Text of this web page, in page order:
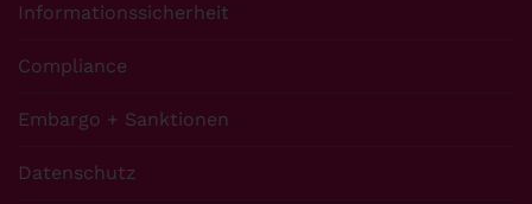
Informationssicherheit
Compliance
Embargo + Sanktionen
Datenschutz